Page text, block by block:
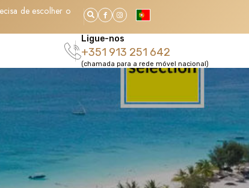
de escolher o
Ligue-nos
+351 913 251 642
(chamada para a rede móvel nacional)